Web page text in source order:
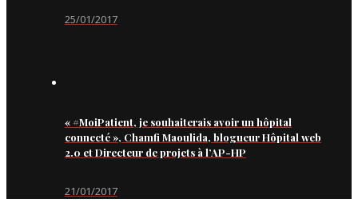
25/01/2017
« #MoiPatient, je souhaiterais avoir un hôpital
connecté », Chamfi Maoulida, blogueur Hôpital web
2.0 et Directeur de projets à l’AP-HP
21/01/2017